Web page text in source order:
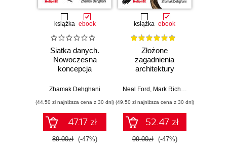
książka ebook
Siatka danych.
Nowoczesna
koncepcja
infrastruktury
Zhamak Dehghani
(44,50 zł najniższa cena z 30 dni)
47.17 zł
89.00zł (-47%)
książka ebook
Złożone
zagadnienia
architektury
Jak analizować
podejmować
trudne decyzje
Neal Ford , Mark Richards
(49,50 zł najniższa cena z 30 dni)
52.47 zł
99.00zł (-47%)